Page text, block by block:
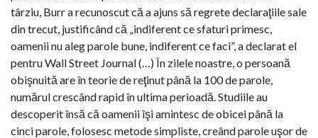
târziu, Burr a recunoscut că a ajuns să regrete declaraţiile sale
din trecut, justificând că „indiferent ce sfaturi primesc,
oamenii nu aleg parole bune, indiferent ce faci”, a declarat el
pentru Wall Street Journal (…) În zilele noastre, o persoană
obişnuită are în teorie de reţinut până la 100 de parole,
numărul crescând rapid în ultima perioadă. Studiile au
descoperit însă că oamenii îşi amintesc de obicei până la
cinci parole, folosesc metode simpliste, creând parole uşor de